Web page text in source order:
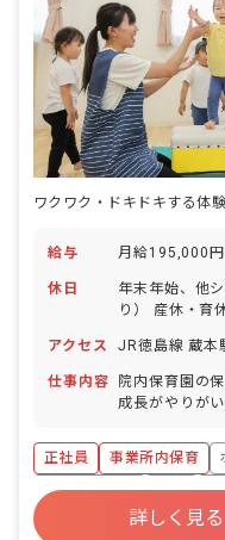
給与 月給195,000
休日
年末年始、他
り） 産休・育
または4週4日
アクセス JR徳島線 蔵本
仕事内容
院内保育園の
成長がやりが
食事・睡眠・
・集団生活を
の計画・実行
正社員 事業所内保育
社会保険完備
有給
昇給昇進あり
詳しく見る